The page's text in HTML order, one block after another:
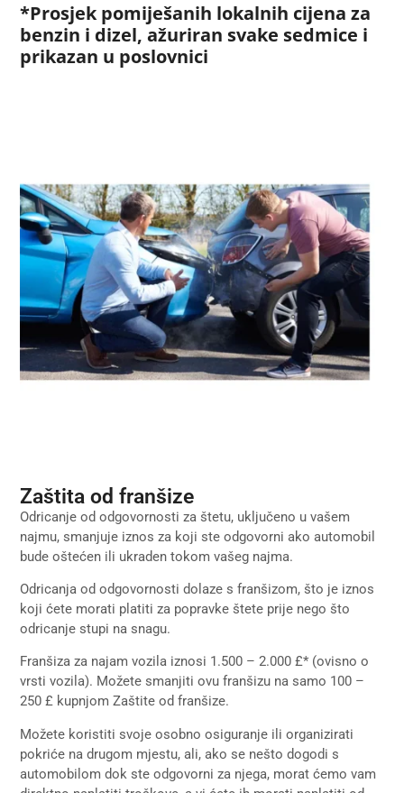
*Prosjek pomiješanih lokalnih cijena za
benzin i dizel, ažuriran svake sedmice i
prikazan u poslovnici
Zaštita od franšize
Odricanje od odgovornosti za štetu, uključeno u vašem
najmu, smanjuje iznos za koji ste odgovorni ako automobil
bude oštećen ili ukraden tokom vašeg najma.
Odricanja od odgovornosti dolaze s franšizom, što je iznos
koji ćete morati platiti za popravke štete prije nego što
odricanje stupi na snagu.
Franšiza za najam vozila iznosi 1.500 – 2.000 £* (ovisno o
vrsti vozila). Možete smanjiti ovu franšizu na samo 100 –
250 £ kupnjom Zaštite od franšize.
Možete koristiti svoje osobno osiguranje ili organizirati
pokriće na drugom mjestu, ali, ako se nešto dogodi s
automobilom dok ste odgovorni za njega, morat ćemo vam